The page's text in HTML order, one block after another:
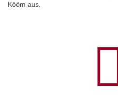
Kööm aus.